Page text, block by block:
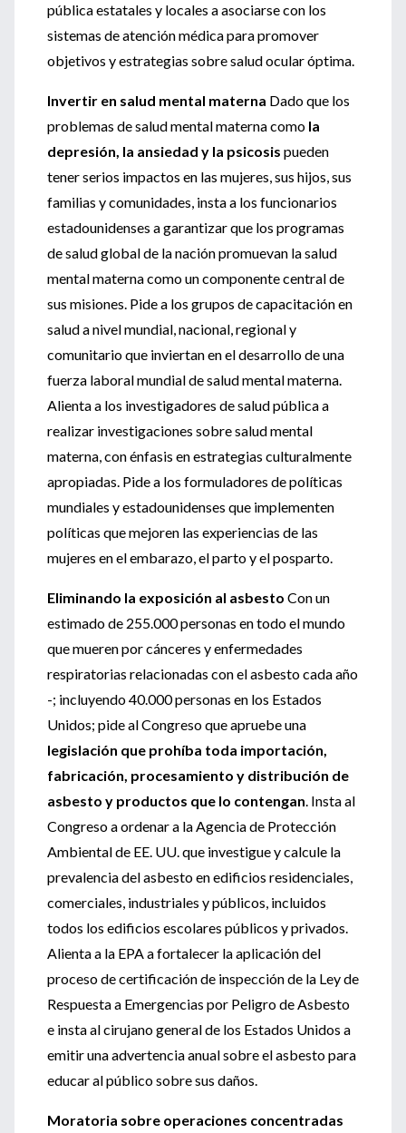
pública estatales y locales a asociarse con los
sistemas de atención médica para promover
objetivos y estrategias sobre salud ocular óptima.
Invertir en salud mental materna Dado que los
problemas de salud mental materna como la
depresión, la ansiedad y la psicosis pueden
tener serios impactos en las mujeres, sus hijos, sus
familias y comunidades, insta a los funcionarios
estadounidenses a garantizar que los programas
de salud global de la nación promuevan la salud
mental materna como un componente central de
sus misiones. Pide a los grupos de capacitación en
salud a nivel mundial, nacional, regional y
comunitario que inviertan en el desarrollo de una
fuerza laboral mundial de salud mental materna.
Alienta a los investigadores de salud pública a
realizar investigaciones sobre salud mental
materna, con énfasis en estrategias culturalmente
apropiadas. Pide a los formuladores de políticas
mundiales y estadounidenses que implementen
políticas que mejoren las experiencias de las
mujeres en el embarazo, el parto y el posparto.
Eliminando la exposición al asbesto Con un
estimado de 255.000 personas en todo el mundo
que mueren por cánceres y enfermedades
respiratorias relacionadas con el asbesto cada año
-; incluyendo 40.000 personas en los Estados
Unidos; pide al Congreso que apruebe una
legislación que prohíba toda importación,
fabricación, procesamiento y distribución de
asbesto y productos que lo contengan. Insta al
Congreso a ordenar a la Agencia de Protección
Ambiental de EE. UU. que investigue y calcule la
prevalencia del asbesto en edificios residenciales,
comerciales, industriales y públicos, incluidos
todos los edificios escolares públicos y privados.
Alienta a la EPA a fortalecer la aplicación del
proceso de certificación de inspección de la Ley de
Respuesta a Emergencias por Peligro de Asbesto
e insta al cirujano general de los Estados Unidos a
emitir una advertencia anual sobre el asbesto para
educar al público sobre sus daños.
Moratoria sobre operaciones concentradas